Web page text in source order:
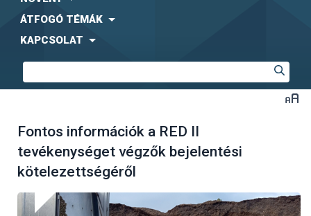
ÁTFOGÓ TÉMÁK
KAPCSOLAT
Fontos információk a RED II
tevékenységet végzők bejelentési
kötelezettségéről